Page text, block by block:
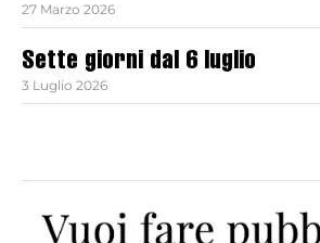
27 Marzo 2026
Sette giorni dal 6 luglio
3 Luglio 2026